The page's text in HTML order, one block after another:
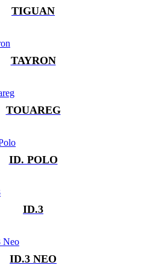
TIGUAN
TAYRON
TOUAREG
ID. POLO
ID.3
ID.3 NEO